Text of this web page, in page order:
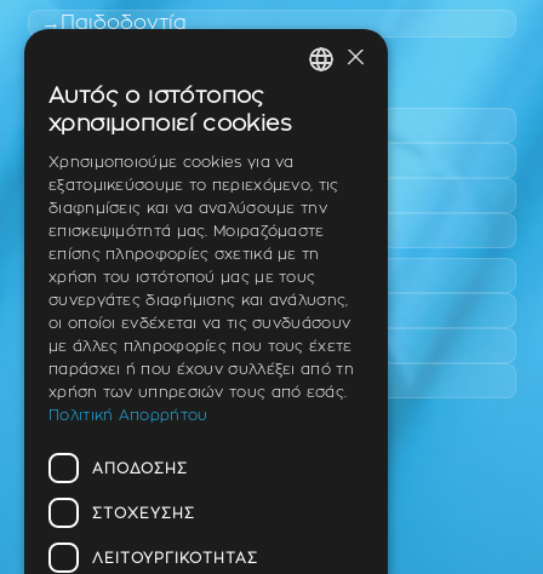
Παιδοδοντία
Πυλαία
Τριάδι
Νέο Ρύσιο
Επανομή
Περαία
Καλαμαριά
Πανόραμα
Χαριλάου
Ταβάκη – Θ. Λίτσα 10 (γωνία),
Θέρμη – Θεσσαλονίκη
T.K 57001
×
Αυτός ο ιστότοπος
χρησιμοποιεί cookies
Χρησιμοποιούμε cookies για να
εξατομικεύσουμε το περιεχόμενο, τις
διαφημίσεις και να αναλύσουμε την
επισκεψιμότητά μας. Μοιραζόμαστε
επίσης πληροφορίες σχετικά με τη
χρήση του ιστότοπού μας με τους
συνεργάτες διαφήμισης και ανάλυσης,
οι οποίοι ενδέχεται να τις συνδυάσουν
με άλλες πληροφορίες που τους έχετε
παράσχει ή που έχουν συλλέξει από τη
χρήση των υπηρεσιών τους από εσάς.
Πολιτική Απορρήτου
ΑΠΌΔΟΣΗΣ
ΣΤΌΧΕΥΣΗΣ
ΛΕΙΤΟΥΡΓΙΚΌΤΗΤΑΣ